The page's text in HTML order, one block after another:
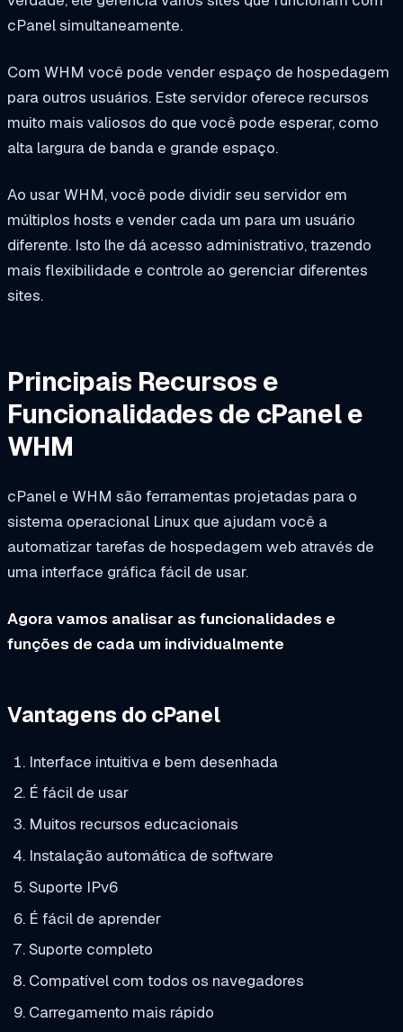
cPanel simultaneamente.
Com WHM você pode vender espaço de hospedagem
para outros usuários. Este servidor oferece recursos
muito mais valiosos do que você pode esperar, como
alta largura de banda e grande espaço.
Ao usar WHM, você pode dividir seu servidor em
múltiplos hosts e vender cada um para um usuário
diferente. Isto lhe dá acesso administrativo, trazendo
mais flexibilidade e controle ao gerenciar diferentes
sites.
Principais Recursos e
Funcionalidades de cPanel e
WHM
cPanel e WHM são ferramentas projetadas para o
sistema operacional Linux que ajudam você a
automatizar tarefas de hospedagem web através de
uma interface gráfica fácil de usar.
Agora vamos analisar as funcionalidades e
funções de cada um individualmente
Vantagens do cPanel
Interface intuitiva e bem desenhada
É fácil de usar
Muitos recursos educacionais
Instalação automática de software
Suporte IPv6
É fácil de aprender
Suporte completo
Compatível com todos os navegadores
Carregamento mais rápido